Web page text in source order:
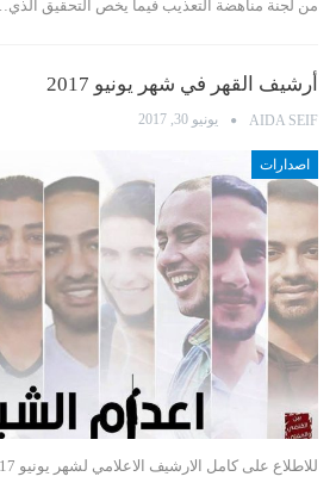
من لجنة مناهضة التعذيب فيما يخص التحقيق الذي…
أرشيف القهر في شهر يونيو 2017
AIDA SEIF يونيو 30, 2017
اصدارات
للاطلاع على كامل الارشيف الاعلامي لشهر يونيو 2017 اضغط هنا